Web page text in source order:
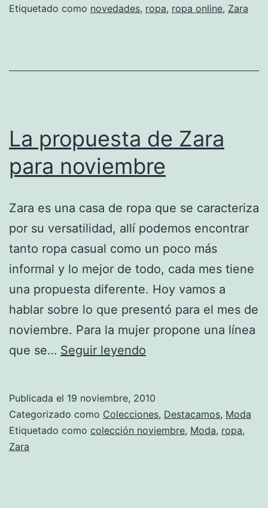
Etiquetado como novedades, ropa, ropa online, Zara
La propuesta de Zara
para noviembre
Zara es una casa de ropa que se caracteriza
por su versatilidad, allí podemos encontrar
tanto ropa casual como un poco más
informal y lo mejor de todo, cada mes tiene
una propuesta diferente. Hoy vamos a
hablar sobre lo que presentó para el mes de
noviembre. Para la mujer propone una línea
que se… Seguir leyendo
Zara
para
Publicada el 19 noviembre, 2010
Categorizado como Colecciones, Destacamos, Moda
Etiquetado como colección noviembre, Moda, ropa,
Zara